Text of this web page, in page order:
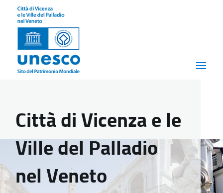
Città di Vicenza e le
Ville del Palladio
nel Veneto